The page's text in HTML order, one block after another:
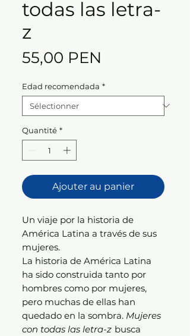
todas las letra-
z
55,00 PEN
Edad recomendada *
Quantité *
Ajouter au panier
Un viaje por la historia de
América Latina a través de sus
mujeres.
La historia de América Latina
ha sido construida tanto por
hombres como por mujeres,
pero muchas de ellas han
quedado en la sombra. Mujeres
con todas las letra-z busca